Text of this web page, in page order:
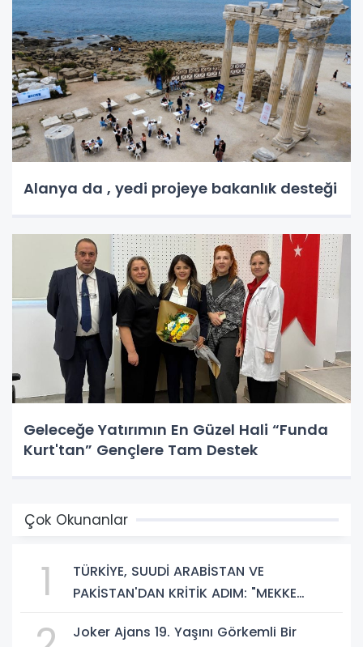
Alanya da , yedi projeye bakanlık desteği
Geleceğe Yatırımın En Güzel Hali “Funda
Kurt'tan” Gençlere Tam Destek
Çok Okunanlar
1
TÜRKİYE, SUUDİ ARABİSTAN VE
PAKİSTAN'DAN KRİTİK ADIM: "MEKKE
Joker Ajans 19. Yaşını Görkemli Bir